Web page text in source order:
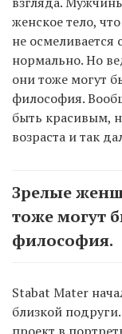
женское тело,
не осмеливается
нормально. Но
они тоже могут
философия.
быть красивым,
возраста и так
Зрелые
тоже могут
философия.
Stabat Mater
близкой